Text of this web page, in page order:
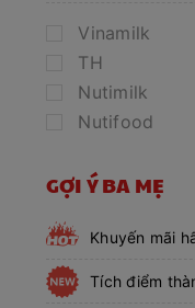
Vinamilk
TH
Nutimilk
Nutifood
GỢI Ý BA MẸ
Khuyến mãi
Tích điểm